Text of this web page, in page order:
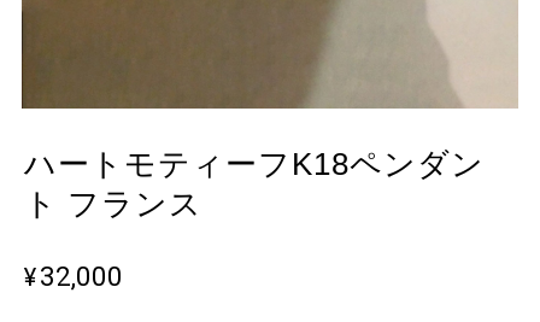
ハートモティーフK18ペンダン
ト フランス
¥32,000